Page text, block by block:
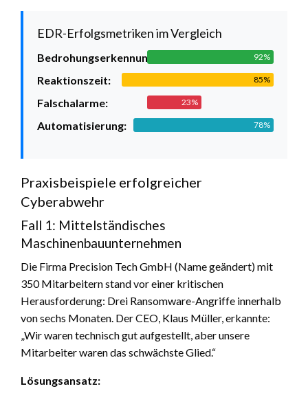
EDR-Erfolgsmetriken im Vergleich
Bedrohungserkennung: 92%
Reaktionszeit: 85%
Falschalarme: 23%
Automatisierung: 78%
Praxisbeispiele erfolgreicher
Cyberabwehr
Fall 1: Mittelständisches
Maschinenbauunternehmen
Die Firma Precision Tech GmbH (Name geändert) mit
350 Mitarbeitern stand vor einer kritischen
Herausforderung: Drei Ransomware-Angriffe innerhalb
von sechs Monaten. Der CEO, Klaus Müller, erkannte:
„Wir waren technisch gut aufgestellt, aber unsere
Mitarbeiter waren das schwächste Glied.“
Lösungsansatz: